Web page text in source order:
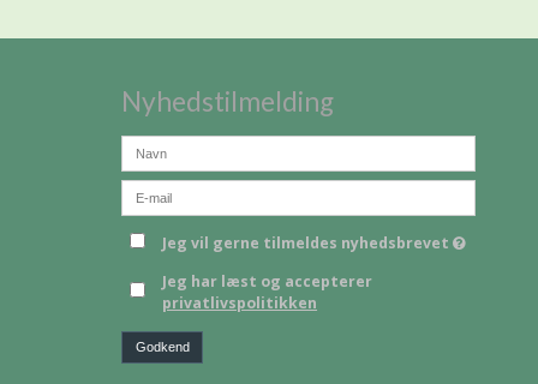
Nyhedstilmelding
Jeg vil gerne tilmeldes nyhedsbrevet
Jeg har læst og accepterer
privatlivspolitikken
Godkend